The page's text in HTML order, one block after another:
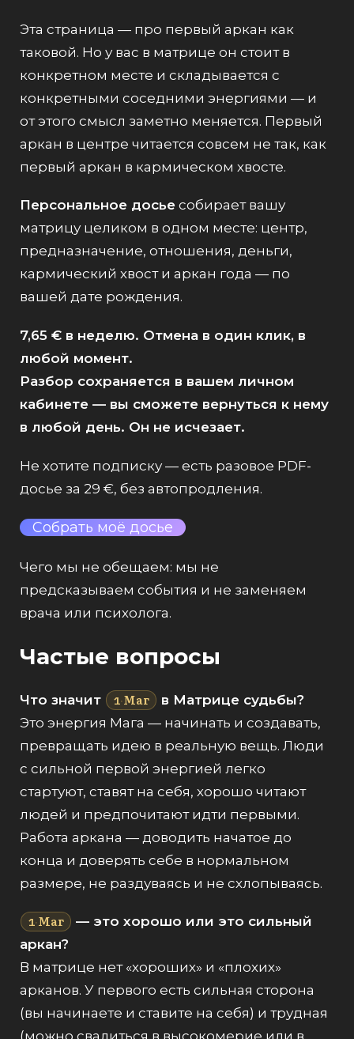
Эта страница — про первый аркан как
таковой. Но у вас в матрице он стоит в
конкретном месте и складывается с
конкретными соседними энергиями — и
от этого смысл заметно меняется. Первый
аркан в центре читается совсем не так, как
первый аркан в кармическом хвосте.
Персональное досье собирает вашу
матрицу целиком в одном месте: центр,
предназначение, отношения, деньги,
кармический хвост и аркан года — по
вашей дате рождения.
7,65 € в неделю. Отмена в один клик, в
любой момент.
Разбор сохраняется в вашем личном
кабинете — вы сможете вернуться к нему
в любой день. Он не исчезает.
Не хотите подписку — есть разовое PDF-
досье за 29 €, без автопродления.
Собрать моё досье
Чего мы не обещаем: мы не
предсказываем события и не заменяем
врача или психолога.
Частые вопросы
Что значит 1·Маг
в Матрице судьбы?
Это энергия Мага — начинать и создавать,
превращать идею в реальную вещь. Люди
с сильной первой энергией легко
стартуют, ставят на себя, хорошо читают
людей и предпочитают идти первыми.
Работа аркана — доводить начатое до
конца и доверять себе в нормальном
размере, не раздуваясь и не схлопываясь.
1·Маг
— это хорошо или это сильный
аркан?
В матрице нет «хороших» и «плохих»
арканов. У первого есть сильная сторона
(вы начинаете и ставите на себя) и трудная